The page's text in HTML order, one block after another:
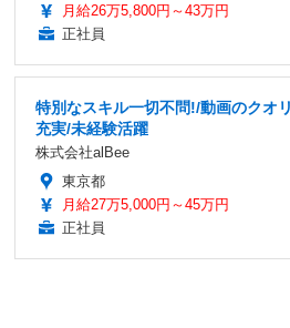
月給26万5,800円～43万円
正社員
特別なスキル一切不問!/動画のクオ
充実/未経験活躍
株式会社alBee
東京都
月給27万5,000円～45万円
正社員